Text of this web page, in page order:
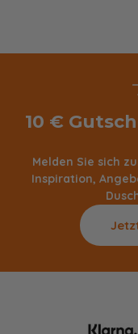
10 €
Melden Sie sich
Inspiration,